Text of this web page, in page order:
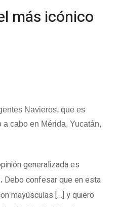
más icónico
Navieros, que es
cabo en Mérida, Yucatán,
generalizada es
Debo confesar que en esta
mayúsculas […] y quiero